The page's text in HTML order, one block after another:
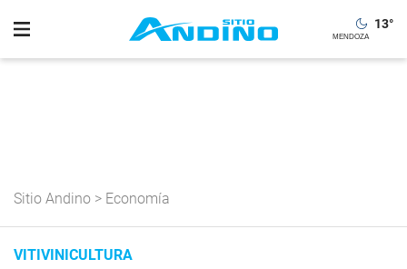
13°
Sitio Andino > Economía
VITIVINICULTURA